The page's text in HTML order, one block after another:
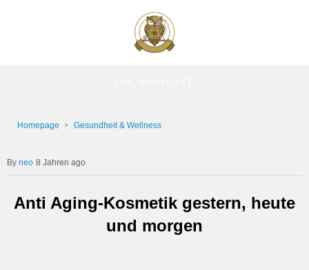
Homepage Gesundheit & Wellness
neo 8 Jahren ago
Anti Aging-Kosmetik gestern, heute
und morgen